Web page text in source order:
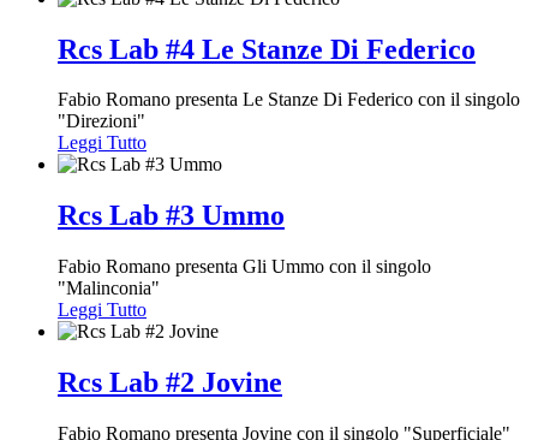
Rcs Lab #4 Le Stanze Di Federico
Fabio Romano presenta Le Stanze Di Federico con il singolo
"Direzioni"
Leggi Tutto
Rcs Lab #3 Ummo
Fabio Romano presenta Gli Ummo con il singolo
"Malinconia"
Leggi Tutto
Rcs Lab #2 Jovine
Fabio Romano presenta Jovine con il singolo "Superficiale"